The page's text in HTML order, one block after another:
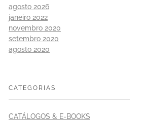
agosto 2026
janeiro 2022
novembro 2020
setembro 2020
agosto 2020
CATEGORIAS
CATÁLOGOS & E-BOOKS